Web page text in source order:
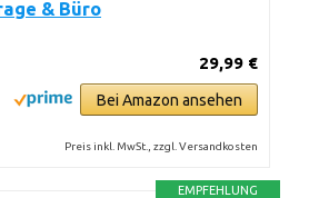
& Büro
29,99 €
Bei Amazon ansehen
Preis inkl. MwSt., zzgl. Versandkosten
EMPFEHLUNG